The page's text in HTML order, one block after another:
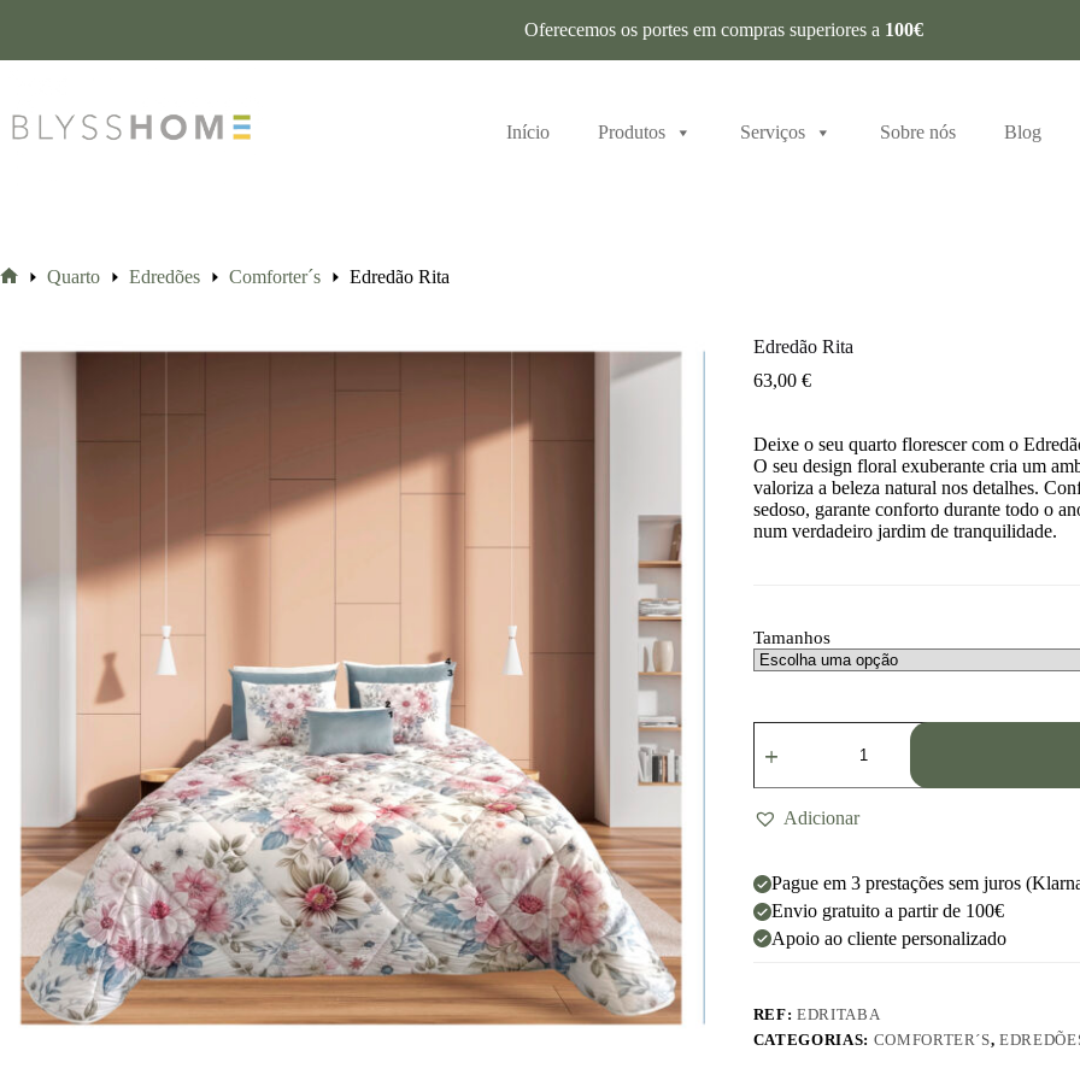
Oferecemos os portes em compras superiores a 100€
Início Produtos Serviços Sobre nós Blog
Quarto Edredões Comforter´s Edredão Rita
Edredão Rita
63,00 €
Deixe o seu quarto florescer com o
O seu design floral exuberante cria um
valoriza a beleza natural nos detalhes.
sedoso, garante conforto durante todo o
num verdadeiro jardim de tranquilidade.
Tamanhos
Adicionar
Pague em 3 prestações sem juros
Envio gratuito a partir de 100€
Apoio ao cliente personalizado
REF:EDRITABA
CATEGORIAS: COMFORTER´S,